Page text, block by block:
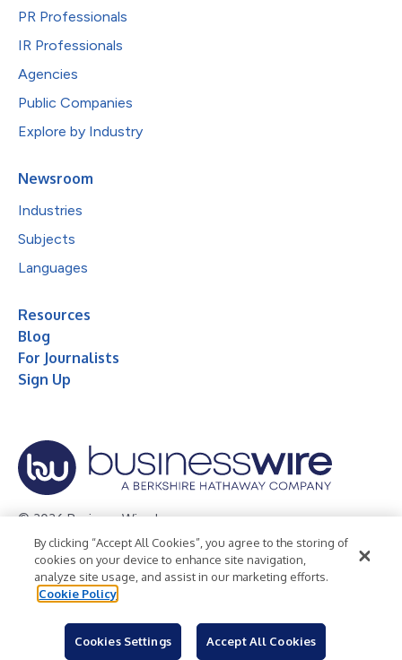
PR Professionals
IR Professionals
Agencies
Public Companies
Explore by Industry
Newsroom
Industries
Subjects
Languages
Resources
Blog
For Journalists
Sign Up
© 2026 Business Wire, Inc.
Privacy Policy Cookie Policy
Accessibility Statement
Terms of Use
Legal
By clicking “Accept All Cookies”, you agree to the storing of
cookies on your device to enhance site navigation,
analyze site usage, and assist in our marketing efforts.
Cookie Policy
Cookies Settings Accept All Cookies